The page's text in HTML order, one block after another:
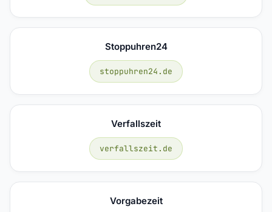
Stoppuhren24
stoppuhren24.de
Verfallszeit
verfallszeit.de
Vorgabezeit